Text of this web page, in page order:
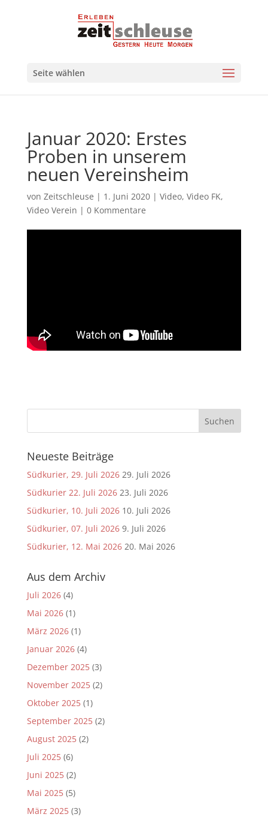
Seite wählen
Januar 2020: Erstes
Proben in unserem
neuen Vereinsheim
von Zeitschleuse | 1. Juni 2020| Video, Video FK,
Video Verein | 0 Kommentare
Neueste Beiträge
Südkurier, 29. Juli 2026 29. Juli 2026
Südkurier 22. Juli 2026 23. Juli 2026
Südkurier, 10. Juli 2026 10. Juli 2026
Südkurier, 07. Juli 2026 9. Juli 2026
Südkurier, 12. Mai 2026 20. Mai 2026
Aus dem Archiv
Juli 2026(4)
Mai 2026(1)
März 2026(1)
Januar 2026(4)
Dezember 2025(3)
November 2025(2)
Oktober 2025(1)
September 2025(2)
August 2025(2)
Juli 2025(6)
Juni 2025(2)
Mai 2025(5)
März 2025(3)